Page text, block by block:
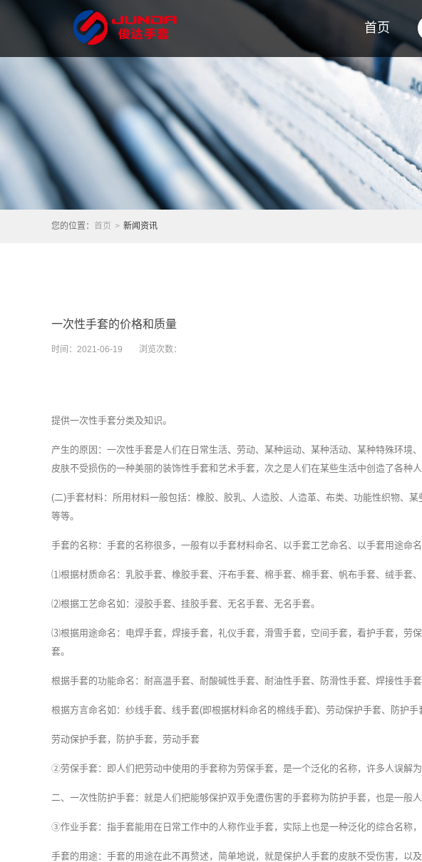
首页
您的位置： 首页 > 新闻资讯
一次性手套的价格和质量
时间： 2021-06-19 浏览次数：
提供一次性手套分类及知识。
产生的原因： 一次性手套是人们在日常生活、劳动、某种运动、某种活动、某种特殊环境
皮肤不受损伤的一种美丽的装饰性手套和艺术手套，次之是人们在某些生活中创造了各种人
(二)手套材料：所用材料一般包括：橡胶、胶乳、人造胶、人造革、布类、功能性织物、某
等等。
手套的名称：手套的名称很多，一般有以手套材料命名、以手套工艺命名、以手套用途命
⑴根据材质命名：乳胶手套、橡胶手套、汗布手套、棉手套、棉手套、帆布手套、绒手套
⑵根据工艺命名如：浸胶手套、挂胶手套、无名手套、无名手套。
⑶根据用途命名：电焊手套，焊接手套，礼仪手套，滑雪手套，空间手套，看护手套，劳
套。
根据手套的功能命名：耐高温手套、耐酸碱性手套、耐油性手套、防滑性手套、焊接性手套
根据方言命名如：纱线手套、线手套(即根据材料命名的棉线手套)、劳动保护手套、防护手
劳动保护手套，防护手套，劳动手套
②劳保手套：即人们把劳动中使用的手套称为劳保手套，是一个泛化的名称，许多人误解为
二、一次性防护手套：就是人们把能够保护双手免遭伤害的手套称为防护手套，也是一般
③作业手套：指手套能用在日常工作中的人称作业手套，实际上也是一种泛化的综合名称，
手套的用途：手套的用途在此不再赘述，简单地说，就是保护人手套的皮肤不受伤害，以